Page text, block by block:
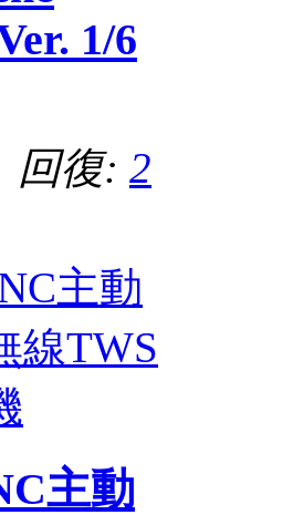
1/6
復: 2
主動